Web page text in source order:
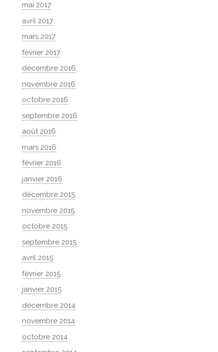
mai 2017
avril 2017
mars 2017
février 2017
décembre 2016
novembre 2016
octobre 2016
septembre 2016
août 2016
mars 2016
février 2016
janvier 2016
décembre 2015
novembre 2015
octobre 2015
septembre 2015
avril 2015
février 2015
janvier 2015
décembre 2014
novembre 2014
octobre 2014